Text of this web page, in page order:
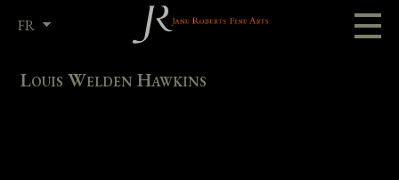
FR
Louis Welden Hawkins